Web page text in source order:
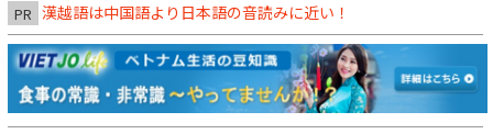
PR 漢越語は中国語より日本語の音読みに近い！